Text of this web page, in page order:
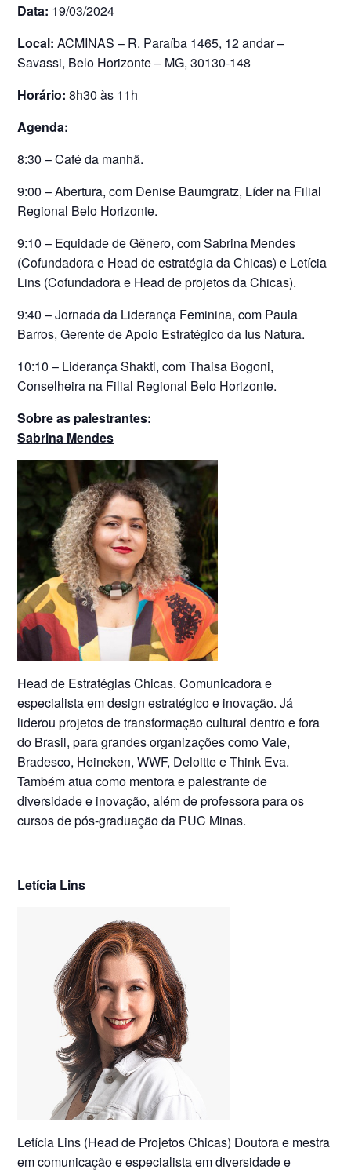
Data: 19/03/2024
Local:ACMINAS – R. Paraíba 1465, 12 andar –
Savassi, Belo Horizonte – MG, 30130-148
Horário: 8h30 às 11h
Agenda:
8:30 – Café da manhã.
9:00 – Abertura, com Denise Baumgratz, Líder na Filial
Regional Belo Horizonte.
9:10 – Equidade de Gênero, com Sabrina Mendes
(Cofundadora e Head de estratégia da Chicas) e Letícia
Lins (Cofundadora e Head de projetos da Chicas).
9:40 – Jornada da Liderança Feminina, com Paula
Barros, Gerente de Apoio Estratégico da Ius Natura.
10:10 – Liderança Shakti, com Thaisa Bogoni,
Conselheira na Filial Regional Belo Horizonte.
Sobre as palestrantes:
Sabrina Mendes
Head de Estratégias Chicas. Comunicadora e
especialista em design estratégico e inovação. Já
liderou projetos de transformação cultural dentro e fora
do Brasil, para grandes organizações como Vale,
Bradesco, Heineken, WWF, Deloitte e Think Eva.
Também atua como mentora e palestrante de
diversidade e inovação, além de professora para os
cursos de pós-graduação da PUC Minas.
Letícia Lins
Letícia Lins (Head de Projetos Chicas) Doutora e mestra
em comunicação e especialista em diversidade e